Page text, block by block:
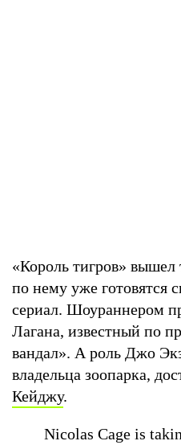
«Король тигров» вышел
по нему уже готовятся
сериал. Шоураннером
Лагана, известный по
вандал». А роль Джо
владельца зоопарка,
Кейджу.
Nicolas Cage is